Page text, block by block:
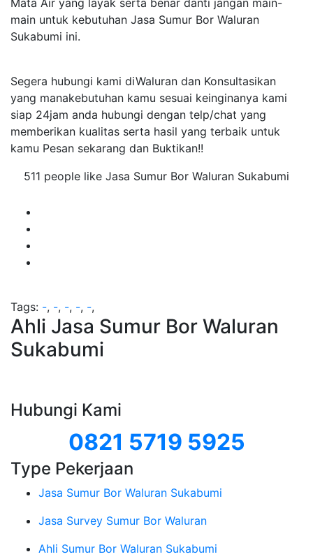
Mata Air yang layak serta benar danti jangan main-
main untuk kebutuhan Jasa Sumur Bor Waluran
Sukabumi ini.
Segera hubungi kami diWaluran dan Konsultasikan
yang manakebutuhan kamu sesuai keinginanya kami
siap 24jam anda hubungi dengan telp/chat yang
memberikan kualitas serta hasil yang terbaik untuk
kamu Pesan sekarang dan Buktikan!!
511 people like Jasa Sumur Bor Waluran Sukabumi
Tags: -, -, -, -, -,
Ahli Jasa Sumur Bor Waluran
Sukabumi
Hubungi Kami
0821 5719 5925
Type Pekerjaan
Jasa Sumur Bor Waluran Sukabumi
Jasa Survey Sumur Bor Waluran
Ahli Sumur Bor Waluran Sukabumi